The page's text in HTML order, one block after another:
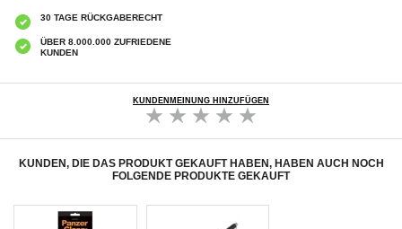
30 TAGE RÜCKGABERECHT
ÜBER 8.000.000 ZUFRIEDENE
KUNDEN
KUNDENMEINUNG HINZUFÜGEN
KUNDEN, DIE DAS PRODUKT GEKAUFT HABEN, HABEN AUCH NOCH
FOLGENDE PRODUKTE GEKAUFT